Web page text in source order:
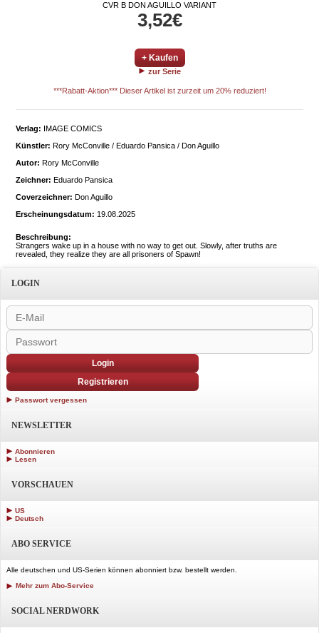
CVR B DON AGUILLO VARIANT
3,52€
+ Kaufen
zur Serie
***Rabatt-Aktion*** Dieser Artikel ist zurzeit um 20% reduziert!
Verlag: IMAGE COMICS
Künstler: Rory McConville / Eduardo Pansica / Don Aguillo
Autor: Rory McConville
Zeichner: Eduardo Pansica
Coverzeichner: Don Aguillo
Erscheinungsdatum: 19.08.2025
Beschreibung:
Strangers wake up in a house with no way to get out. Slowly, after truths are
revealed, they realize they are all prisoners of Spawn!
LOGIN
Login
Registrieren
Passwort vergessen
NEWSLETTER
Abonnieren
Lesen
VORSCHAUEN
US
Deutsch
ABO SERVICE
Alle deutschen und US-Serien können abonniert bzw. bestellt werden.
Mehr zum Abo-Service
SOCIAL NERDWORK